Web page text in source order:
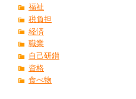
福祉
税負担
経済
職業
自己研鑚
資格
食べ物